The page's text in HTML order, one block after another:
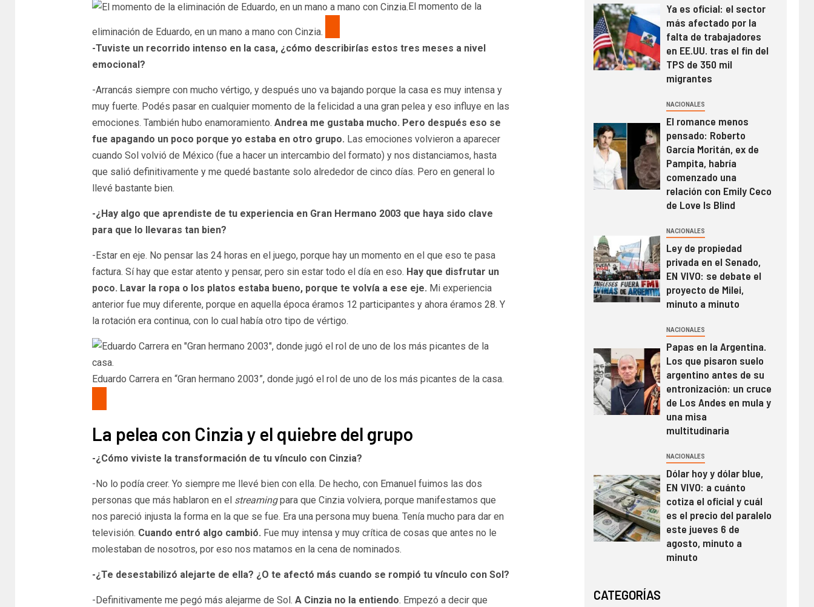
El momento de la
eliminación de Eduardo, en un mano a mano con Cinzia.
-Tuviste un recorrido intenso en la casa, ¿cómo describirías estos tres meses a nivel
emocional?
-Arrancás siempre con mucho vértigo, y después uno va bajando porque la casa es muy intensa y
muy fuerte. Podés pasar en cualquier momento de la felicidad a una gran pelea y eso influye en las
emociones. También hubo enamoramiento. Andrea me gustaba mucho. Pero después eso se
fue apagando un poco porque yo estaba en otro grupo. Las emociones volvieron a aparecer
cuando Sol volvió de México (fue a hacer un intercambio del formato) y nos distanciamos, hasta
que salió definitivamente y me quedé bastante solo alrededor de cinco días. Pero en general lo
llevé bastante bien.
-¿Hay algo que aprendiste de tu experiencia en Gran Hermano 2003 que haya sido clave
para que lo llevaras tan bien?
-Estar en eje. No pensar las 24 horas en el juego, porque hay un momento en el que eso te pasa
factura. Sí hay que estar atento y pensar, pero sin estar todo el día en eso. Hay que disfrutar un
poco. Lavar la ropa o los platos estaba bueno, porque te volvía a ese eje. Mi experiencia
anterior fue muy diferente, porque en aquella época éramos 12 participantes y ahora éramos 28. Y
la rotación era continua, con lo cual había otro tipo de vértigo.
Eduardo Carrera en “Gran hermano 2003”, donde jugó el rol de uno de los más picantes de la casa.
La pelea con Cinzia y el quiebre del grupo
-¿Cómo viviste la transformación de tu vínculo con Cinzia?
-No lo podía creer. Yo siempre me llevé bien con ella. De hecho, con Emanuel fuimos las dos
personas que más hablaron en el streamingpara que Cinzia volviera, porque manifestamos que
nos pareció injusta la forma en la que se fue. Era una persona muy buena. Tenía mucho para dar en
televisión. Cuando entró algo cambió. Fue muy intensa y muy crítica de cosas que antes no le
molestaban de nosotros, por eso nos matamos en la cena de nominados.
-¿Te desestabilizó alejarte de ella? ¿O te afectó más cuando se rompió tu vínculo con Sol?
-Definitivamente me pegó más alejarme de Sol. A Cinzia no la entiendo. Empezó a decir que
Ya es oficial: el sector
más afectado por la
falta de trabajadores
en EE.UU. tras el fin del
TPS de 350 mil
migrantes
NACIONALES
El romance menos
pensado: Roberto
García Moritán, ex de
Pampita, habría
comenzado una
relación con Emily Ceco
de Love Is Blind
NACIONALES
Ley de propiedad
privada en el Senado,
EN VIVO: se debate el
proyecto de Milei,
minuto a minuto
NACIONALES
Papas en la Argentina.
Los que pisaron suelo
argentino antes de su
entronización: un cruce
de Los Andes en mula y
una misa
multitudinaria
NACIONALES
Dólar hoy y dólar blue,
EN VIVO: a cuánto
cotiza el oficial y cuál
es el precio del paralelo
este jueves 6 de
agosto, minuto a
minuto
CATEGORÍAS